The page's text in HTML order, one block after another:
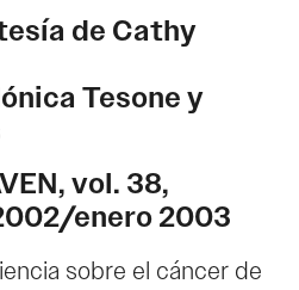
de Cathy
Tesone y
vol. 38,
enero 2003
sobre el cáncer de